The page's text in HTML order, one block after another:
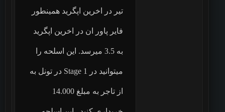
تیر در اخرین اپگرید همینطور
فایر پاور ان در اخرین اپگرید
به 3.5 میرسد. این اسلحه را
میتوانید در Stage 1 در تونل به
از تاجر به مبلغ 14.000